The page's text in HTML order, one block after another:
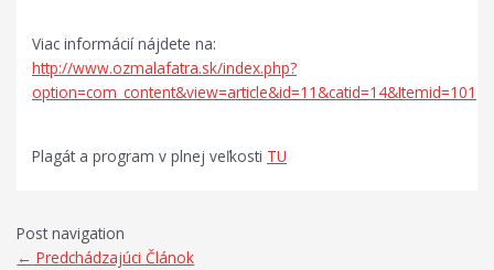
Viac informácií nájdete na:
http://www.ozmalafatra.sk/index.php?
option=com_content&view=article&id=11&catid=14&Itemid=101
Plagát a program v plnej veľkosti TU
Post navigation
← Predchádzajúci Článok